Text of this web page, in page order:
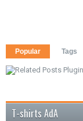
Popular Tags
T-shirts AdA